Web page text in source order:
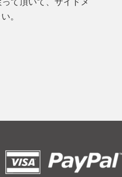
て頂いて、サイドメ
。